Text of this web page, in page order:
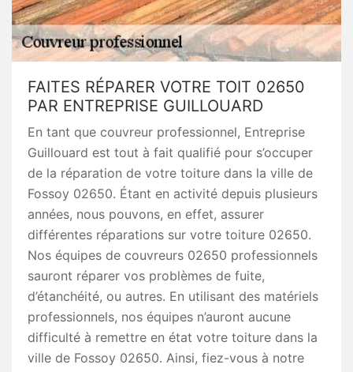
FAITES RÉPARER VOTRE TOIT 02650
PAR ENTREPRISE GUILLOUARD
En tant que couvreur professionnel, Entreprise
Guillouard est tout à fait qualifié pour s’occuper
de la réparation de votre toiture dans la ville de
Fossoy 02650. Étant en activité depuis plusieurs
années, nous pouvons, en effet, assurer
différentes réparations sur votre toiture 02650.
Nos équipes de couvreurs 02650 professionnels
sauront réparer vos problèmes de fuite,
d’étanchéité, ou autres. En utilisant des matériels
professionnels, nos équipes n’auront aucune
difficulté à remettre en état votre toiture dans la
ville de Fossoy 02650. Ainsi, fiez-vous à notre